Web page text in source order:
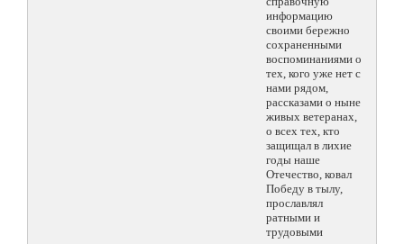
информацию
своими бережно
сохраненными
воспоминаниями о
тех, кого уже нет с
нами рядом,
рассказами о ныне
живых ветеранах,
о всех тех, кто
защищал в лихие
годы наше
Отечество, ковал
Победу в тылу,
прославлял
ратными и
трудовыми